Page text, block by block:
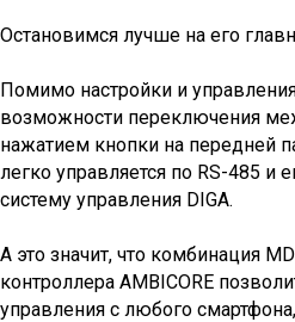
Остановимся лучше на его
Помимо настройки и
возможности переключения
нажатием кнопки на передней
легко управляется по RS-485 и
систему управления DIGA.
А это значит, что комбинация
контроллера AMBICORE
управления с любого